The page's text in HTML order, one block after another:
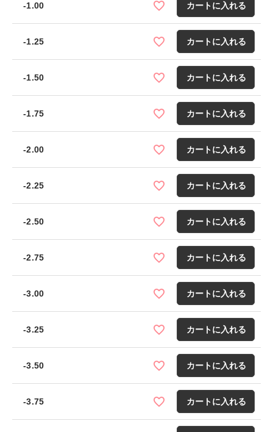
-1.00 カートに入れる
-1.25 カートに入れる
-1.50 カートに入れる
-1.75 カートに入れる
-2.00 カートに入れる
-2.25 カートに入れる
-2.50 カートに入れる
-2.75 カートに入れる
-3.00 カートに入れる
-3.25 カートに入れる
-3.50 カートに入れる
-3.75 カートに入れる